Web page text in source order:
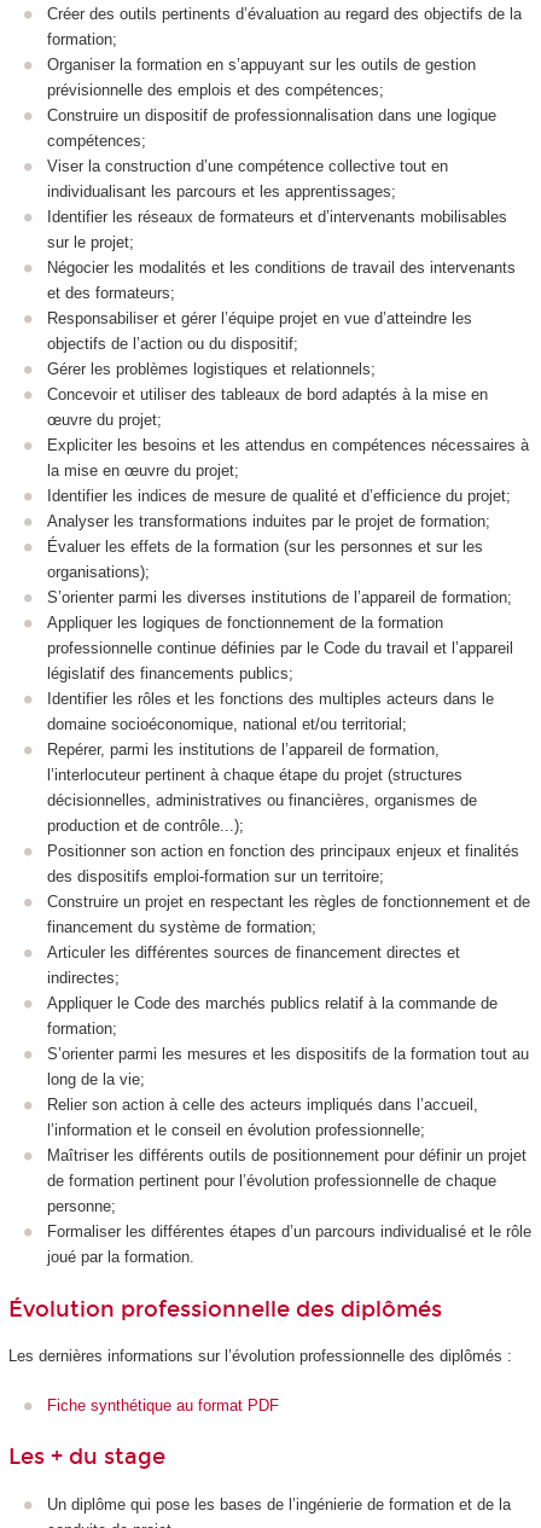
Créer des outils pertinents d’évaluation au regard des objectifs de la
formation;
Organiser la formation en s’appuyant sur les outils de gestion
prévisionnelle des emplois et des compétences;
Construire un dispositif de professionnalisation dans une logique
compétences;
Viser la construction d’une compétence collective tout en
individualisant les parcours et les apprentissages;
Identifier les réseaux de formateurs et d’intervenants mobilisables
sur le projet;
Négocier les modalités et les conditions de travail des intervenants
et des formateurs;
Responsabiliser et gérer l’équipe projet en vue d’atteindre les
objectifs de l’action ou du dispositif;
Gérer les problèmes logistiques et relationnels;
Concevoir et utiliser des tableaux de bord adaptés à la mise en
œuvre du projet;
Expliciter les besoins et les attendus en compétences nécessaires à
la mise en œuvre du projet;
Identifier les indices de mesure de qualité et d’efficience du projet;
Analyser les transformations induites par le projet de formation;
Évaluer les effets de la formation (sur les personnes et sur les
organisations);
S’orienter parmi les diverses institutions de l’appareil de formation;
Appliquer les logiques de fonctionnement de la formation
professionnelle continue définies par le Code du travail et l’appareil
législatif des financements publics;
Identifier les rôles et les fonctions des multiples acteurs dans le
domaine socioéconomique, national et/ou territorial;
Repérer, parmi les institutions de l’appareil de formation,
l’interlocuteur pertinent à chaque étape du projet (structures
décisionnelles, administratives ou financières, organismes de
production et de contrôle...);
Positionner son action en fonction des principaux enjeux et finalités
des dispositifs emploi-formation sur un territoire;
Construire un projet en respectant les règles de fonctionnement et de
financement du système de formation;
Articuler les différentes sources de financement directes et
indirectes;
Appliquer le Code des marchés publics relatif à la commande de
formation;
S’orienter parmi les mesures et les dispositifs de la formation tout au
long de la vie;
Relier son action à celle des acteurs impliqués dans l’accueil,
l’information et le conseil en évolution professionnelle;
Maîtriser les différents outils de positionnement pour définir un projet
de formation pertinent pour l’évolution professionnelle de chaque
personne;
Formaliser les différentes étapes d’un parcours individualisé et le rôle
joué par la formation.
Évolution professionnelle des diplômés
Les dernières informations sur l’évolution professionnelle des diplômés :
Fiche synthétique au format PDF
Les + du stage
Un diplôme qui pose les bases de l’ingénierie de formation et de la